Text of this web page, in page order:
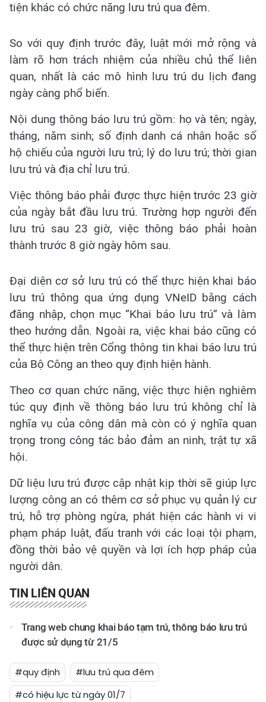
tiện khác có chức năng lưu trú qua đêm.
So với quy định trước đây, luật mới mở rộng và
làm rõ hơn trách nhiệm của nhiều chủ thể liên
quan, nhất là các mô hình lưu trú du lịch đang
ngày càng phổ biến.
Nội dung thông báo lưu trú gồm: họ và tên; ngày,
tháng, năm sinh; số định danh cá nhân hoặc số
hộ chiếu của người lưu trú; lý do lưu trú; thời gian
lưu trú và địa chỉ lưu trú.
Việc thông báo phải được thực hiện trước 23 giờ
của ngày bắt đầu lưu trú. Trường hợp người đến
lưu trú sau 23 giờ, việc thông báo phải hoàn
thành trước 8 giờ ngày hôm sau.
Đại diện cơ sở lưu trú có thể thực hiện khai báo
lưu trú thông qua ứng dụng VNeID bằng cách
đăng nhập, chọn mục “Khai báo lưu trú” và làm
theo hướng dẫn. Ngoài ra, việc khai báo cũng có
thể thực hiện trên Cổng thông tin khai báo lưu trú
của Bộ Công an theo quy định hiện hành.
Theo cơ quan chức năng, việc thực hiện nghiêm
túc quy định về thông báo lưu trú không chỉ là
nghĩa vụ của công dân mà còn có ý nghĩa quan
trọng trong công tác bảo đảm an ninh, trật tự xã
hội.
Dữ liệu lưu trú được cập nhật kịp thời sẽ giúp lực
lượng công an có thêm cơ sở phục vụ quản lý cư
trú, hỗ trợ phòng ngừa, phát hiện các hành vi vi
phạm pháp luật, đấu tranh với các loại tội phạm,
đồng thời bảo vệ quyền và lợi ích hợp pháp của
người dân.
TIN LIÊN QUAN
Trang web chung khai báo tạm trú, thông báo lưu trú
được sử dụng từ 21/5
#quy định
#lưu trú qua đêm
#có hiệu lực từ ngày 01/7